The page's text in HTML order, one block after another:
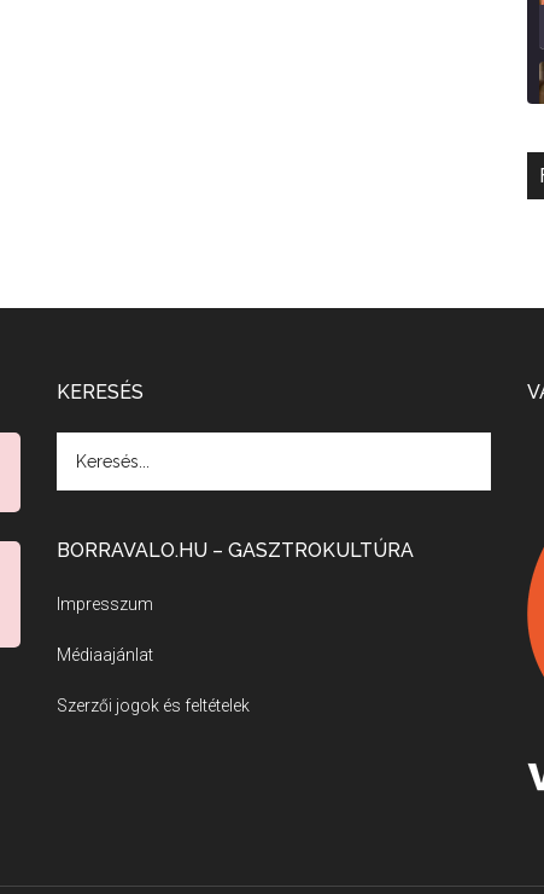
KERESÉS
BORRAVALO.HU – GASZTROKULTÚRA
Impresszum
Médiaajánlat
Szerzői jogok és feltételek